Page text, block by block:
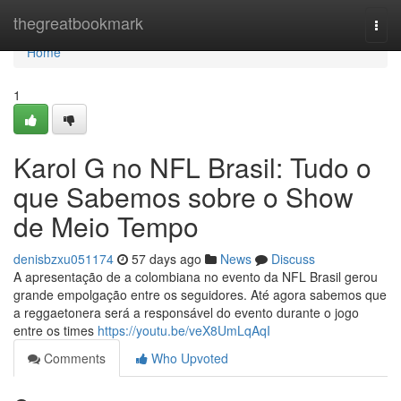
thegreatbookmark
Home
Home
1
Karol G no NFL Brasil: Tudo o
que Sabemos sobre o Show
de Meio Tempo
denisbzxu051174 57 days ago News
Discuss
A apresentação de a colombiana no evento da NFL Brasil gerou
grande empolgação entre os seguidores. Até agora sabemos que
a reggaetonera será a responsável do evento durante o jogo
entre os times https://youtu.be/veX8UmLqAqI
Comments
Who Upvoted